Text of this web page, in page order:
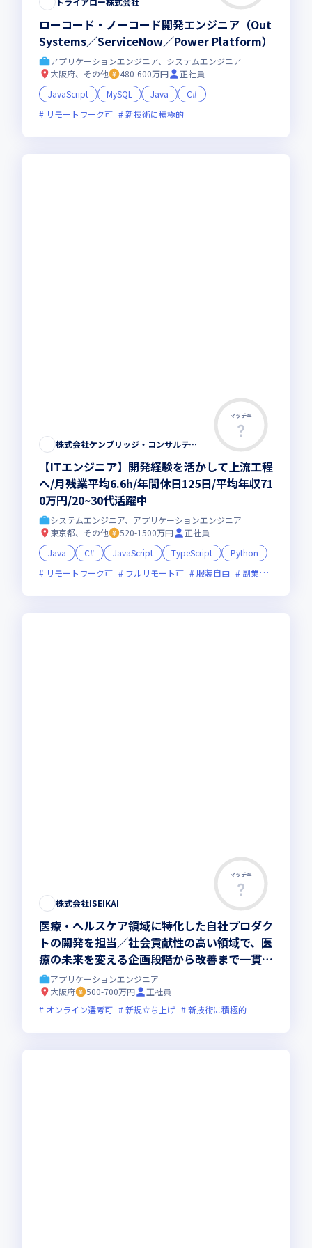
ローコード・ノーコード開発エンジニア（Out
Systems／ServiceNow／Power Platform）
アプリケーションエンジニア、システムエンジニア
大阪府、その他
480-600万円
正社員
JavaScript
MySQL Java
C#
リモートワーク可
新技術に積極的
マッチ率
株式会社ケンブリッジ・コンサルティング
【ITエンジニア】開発経験を活かして上流工程
へ/月残業平均6.6h/年間休日125日/平均年収71
0万円/20~30代活躍中
システムエンジニア、アプリケーションエンジニア
東京都、その他
520-1500万円
正社員
Java
C# JavaScript TypeScript
Python
リモートワーク可
フルリモート可 服装自由 副業可
マッチ率
株式会社ISEIKAI
医療・ヘルスケア領域に特化した自社プロダク
トの開発を担当／社会貢献性の高い領域で、医
療の未来を変える企画段階から改善まで一貫し
たプロダクト創りに挑戦をしませんか
アプリケーションエンジニア
大阪府
500-700万円
正社員
オンライン選考可
新規立ち上げ 新技術に積極的